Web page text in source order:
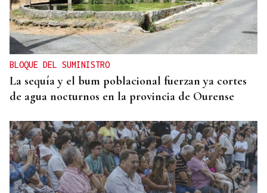
BLOQUE DEL SUMINISTRO
La sequía y el bum poblacional fuerzan ya cortes
de agua nocturnos en la provincia de Ourense